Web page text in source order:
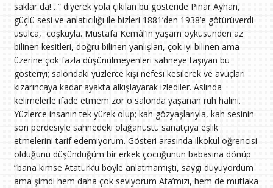
saklar da!…” diyerek yola çıkılan bu gösteride Pınar Ayhan,
güçlü sesi ve anlatıcılığı ile bizleri 1881’den 1938’e götürüverdi
usulca, coşkuyla. Mustafa Kemâl’in yaşam öyküsünden az
bilinen kesitleri, doğru bilinen yanlışları, çok iyi bilinen ama
üzerine çok fazla düşünülmeyenleri sahneye taşıyan bu
gösteriyi; salondaki yüzlerce kişi nefesi kesilerek ve avuçları
kızarıncaya kadar ayakta alkışlayarak izlediler. Aslında
kelimelerle ifade etmem zor o salonda yaşanan ruh halini.
Yüzlerce insanın tek yürek olup; kah gözyaşlarıyla, kah sesinin
son perdesiyle sahnedeki olağanüstü sanatçıya eşlik
etmelerini tarif edemiyorum. Gösteri arasında ilkokul öğrencisi
olduğunu düşündüğüm bir erkek çocuğunun babasına dönüp
“bana kimse Atatürk’ü böyle anlatmamıştı, saygı duyuyordum
ama şimdi hem daha çok seviyorum Ata’mızı, hem de mutlaka